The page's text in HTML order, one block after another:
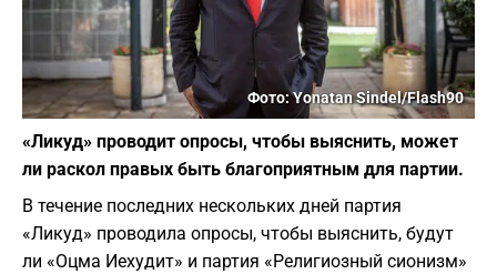
Фото: Yonatan Sindel/Flash90
«Ликуд» проводит опросы, чтобы выяснить, может
ли раскол правых быть благоприятным для партии.
В течение последних нескольких дней партия
«Ликуд» проводила опросы, чтобы выяснить, будут
ли «Оцма Иехудит» и партия «Религиозный сионизм»